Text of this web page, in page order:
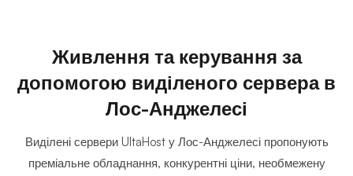
Живлення та керування за
допомогою виділеного сервера в
Лос-Анджелесі
Виділені сервери UltaHost у Лос-Анджелесі пропонують
преміальне обладнання, конкурентні ціни, необмежену